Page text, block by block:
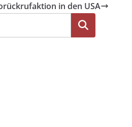
in den USA
Suche